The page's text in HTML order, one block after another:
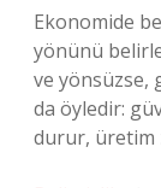
Ekonomide
yönünü
ve yönsüzse,
da öyledir:
durur, üretim